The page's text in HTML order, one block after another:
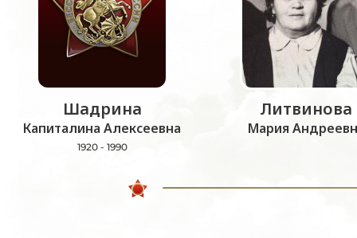
Шадрина
Капиталина Алексеевна
1920 - 1990
Литвинова
Мария